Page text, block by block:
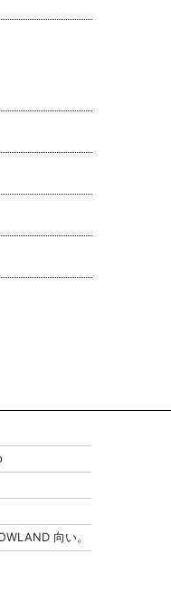
向い。